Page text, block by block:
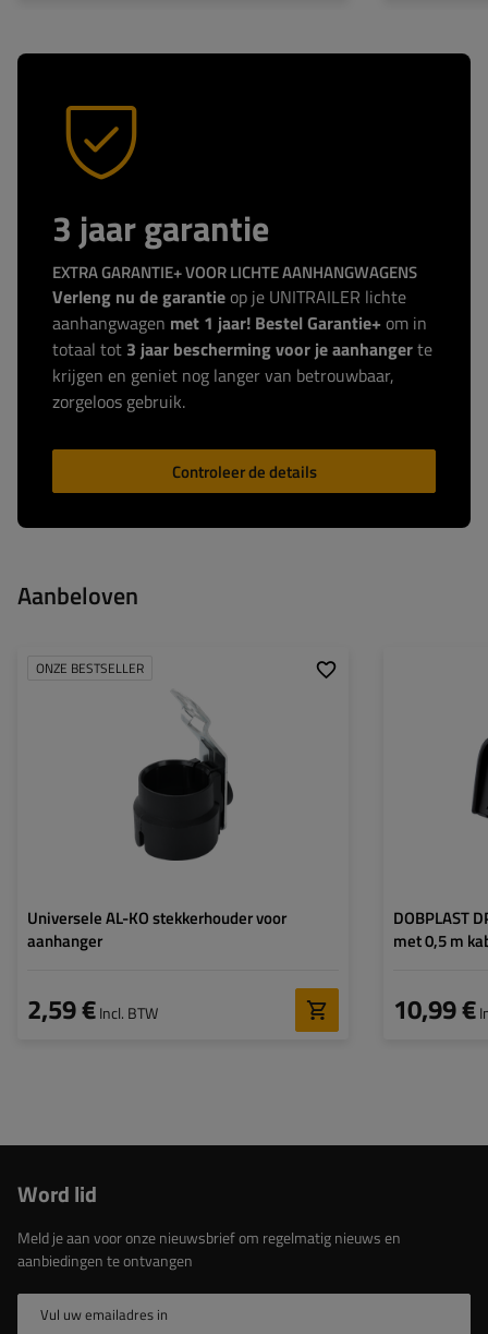
3 jaar garantie
EXTRA GARANTIE+ VOOR LICHTE AANHANGWAGENS
Verleng nu de garantie op je UNITRAILER lichte
aanhangwagen met 1 jaar! Bestel Garantie+ om in
totaal tot 3 jaar bescherming voor je aanhangerte
krijgen en geniet nog langer van betrouwbaar,
zorgeloos gebruik.
Controleer de details
Aanbeloven
ONZE BESTSELLER
Universele AL-KO stekkerhouder voor
aanhanger
2,59 €Incl. BTW
Universele stekkerhouder
Steker 7 pin, 13 pin
DOBPLAST
met 0,5 m
10,99 €
Word lid
Meld je aan voor onze nieuwsbrief om regelmatig nieuws en
aanbiedingen te ontvangen
Vul uw emailadres in